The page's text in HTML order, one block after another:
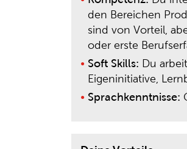
den Bereichen
sind von Vorteil,
oder erste
Soft Skills: Du
Eigeninitiative,
Sprachkenntnisse: